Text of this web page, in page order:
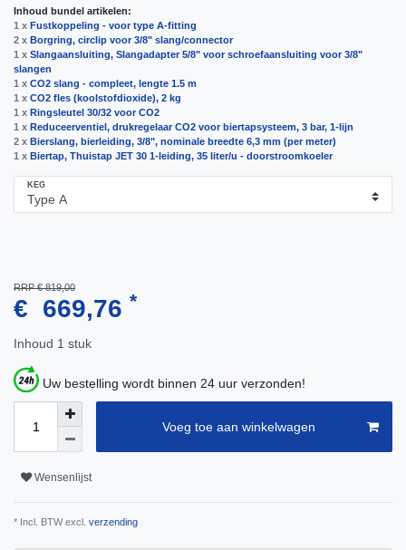
Inhoud bundel artikelen:
1 x Fustkoppeling - voor type A-fitting
2 x Borgring, сirclip voor 3/8" slang/connector
1 x Slangaansluiting, Slangadapter 5/8" voor schroefaansluiting voor 3/8"
slangen
1 x CO2 slang - compleet, lengte 1.5 m
1 x CO2 fles (koolstofdioxide), 2 kg
1 x Ringsleutel 30/32 voor CO2
1 x Reduceerventiel, drukregelaar CO2 voor biertapsysteem, 3 bar, 1-lijn
2 x Bierslang, bierleiding, 3/8", nominale breedte 6,3 mm (per meter)
1 x Biertap, Thuistap JET 30 1-leiding, 35 liter/u - doorstroomkoeler
KEG
RRP € 819,00
€ 669,76 *
Inhoud 1 stuk
Uw bestelling wordt binnen 24 uur verzonden!
Voeg toe aan winkelwagen
Wensenlijst
* Incl. BTW excl. verzending